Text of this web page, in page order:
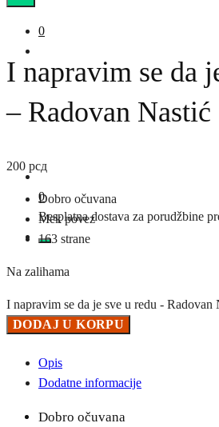
0
0
Besplatna dostava za porudžbine
I napravim se da
– Radovan Nastić
200 рсд
Dobro očuvana
Mek povez
163 strane
Na zalihama
I napravim se da je sve u redu - Radovan
DODAJ U KORPU
Opis
Dodatne informacije
Dobro očuvana